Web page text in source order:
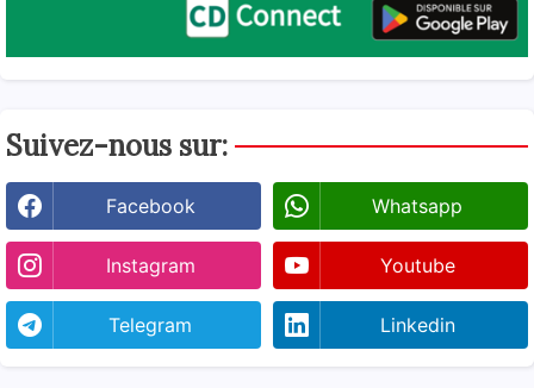
Suivez-nous sur:
Facebook Whatsapp
Instagram Youtube
Telegram Linkedin